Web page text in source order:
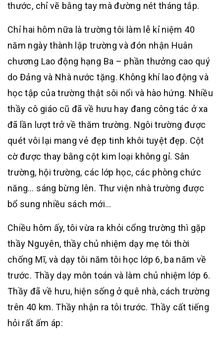
thước, chỉ vẽ bằng tay mà đường nét tháng tắp.
Chỉ hai hôm nữa là trường tôi làm lễ kỉ niệm 40
năm ngày thành lập trường và đón nhận Huân
chương Lao động hạng Ba – phần thưởng cao quý
do Đảng và Nhà nước tặng. Không khí lao động và
học tập của trường thật sôi nổi và hào hứng. Nhiều
thầy cô giáo cũ đã về hưu hay đang công tác ở xa
đã lần lượt trở về thăm trường. Ngôi trường được
quét vôi lại mang vẻ đẹp tinh khôi tuyệt đẹp. Cột
cờ được thay bằng cột kim loại không gỉ. Sân
trường, hội trường, các lớp học, các phòng chức
năng… sáng bừng lên. Thư viện nhà trường được
bổ sung nhiều sách mới…
Chiều hôm ấy, tôi vừa ra khỏi cổng trường thì gặp
thầy Nguyên, thầy chủ nhiệm dạy mẹ tôi thời
chống Mĩ, và dạy tôi năm tôi học lớp 6, ba năm về
trước. Thầy dạy môn toán và làm chủ nhiệm lớp 6.
Thầy đã về hưu, hiện sống ở quê nhà, cách trường
trên 40 km. Thầy nhận ra tôi trước. Thầy cất tiếng
hỏi rất ấm áp: